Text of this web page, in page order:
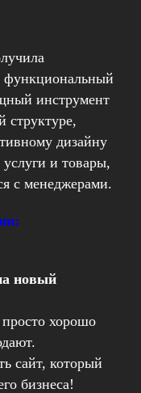
инструмент
структуре,
дизайну
и товары,
с менеджерами.
новый
хорошо
сайт, который
бизнеса!